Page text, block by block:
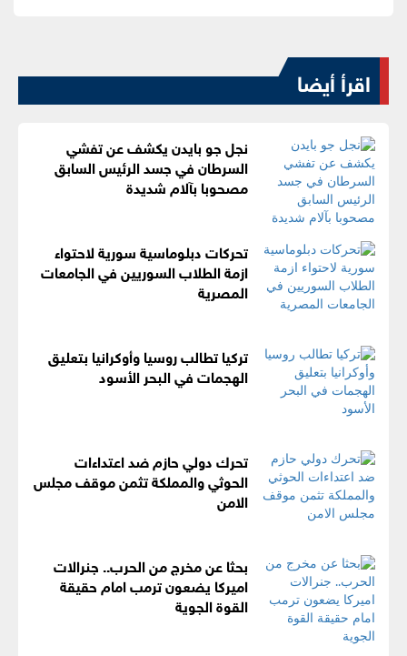
اقرأ أيضا
نجل جو بايدن يكشف عن تفشي
السرطان في جسد الرئيس السابق
مصحوبا بآلام شديدة
تحركات دبلوماسية سورية لاحتواء
ازمة الطلاب السوريين في الجامعات
المصرية
تركيا تطالب روسيا وأوكرانيا بتعليق
الهجمات في البحر الأسود
تحرك دولي حازم ضد اعتداءات
الحوثي والمملكة تثمن موقف مجلس
الامن
بحثا عن مخرج من الحرب.. جنرالات
اميركا يضعون ترمب امام حقيقة
القوة الجوية